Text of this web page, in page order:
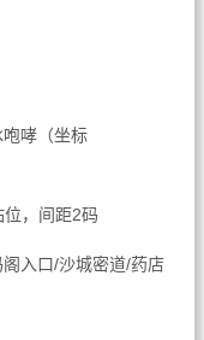
哮（坐标
，间距2码
入口/沙城密道/药店